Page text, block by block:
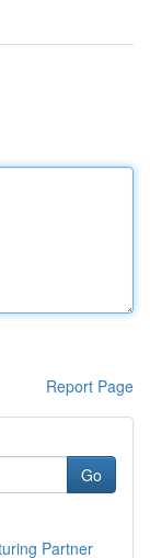
Report Page
Go
Partner